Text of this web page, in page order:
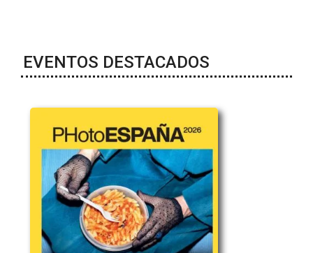
EVENTOS DESTACADOS